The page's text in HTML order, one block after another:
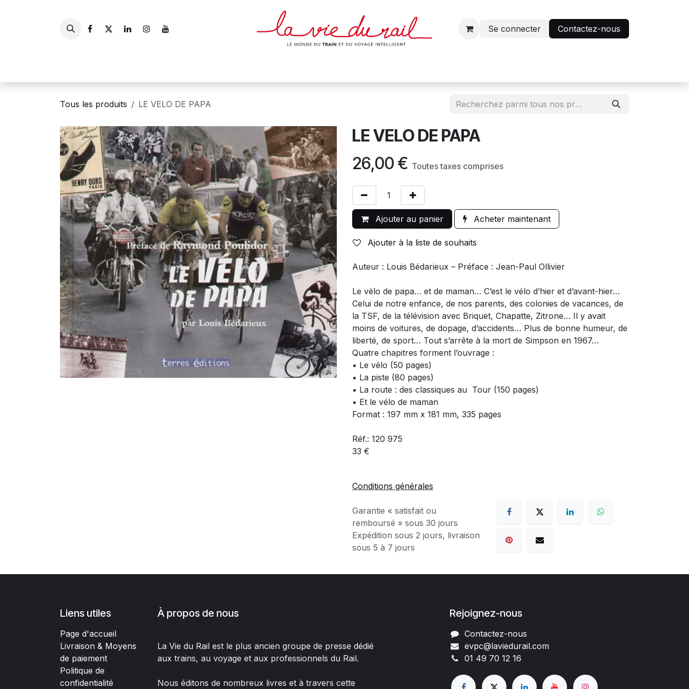
Se connecter Contactez-nous
Tous les produits LE VELO DE PAPA
LE VELO DE PAPA
26,00 € Toutes taxes comprises
Ajouter au panier Acheter maintenant
Ajouter à la liste de souhaits
Auteur : Louis Bédarieux – Préface : Jean-Paul Ollivier
Le vélo de papa… et de maman… C’est le vélo d’hier et d’avant-hier…
Celui de notre enfance, de nos parents, des colonies de vacances, de
la TSF, de la télévision avec Briquet, Chapatte, Zitrone… Il y avait
moins de voitures, de dopage, d’accidents… Plus de bonne humeur, de
liberté, de sport… Tout s’arrête à la mort de Simpson en 1967…
Quatre chapitres forment l’ouvrage :
• Le vélo (50 pages)
• La piste (80 pages)
• La route : des classiques au Tour (150 pages)
• Et le vélo de maman
Format : 197 mm x 181 mm, 335 pages
Réf.: 120 975
33 €
Conditions générales
Garantie « satisfait ou
remboursé » sous 30 jours
Expédition sous 2 jours, livraison
sous 5 à 7 jours
Liens utiles
Page d'accueil
Livraison & Moyens
de paiement
Politique de
confidentialité
À propos de nous
La Vie du Rail est le plus ancien groupe de presse dédié
aux trains, au voyage et aux professionnels du Rail.
Nous éditons de nombreux livres et à travers cette
Rejoignez-nous
Contactez-nous
evpc@laviedurail.com
01 49 70 12 16